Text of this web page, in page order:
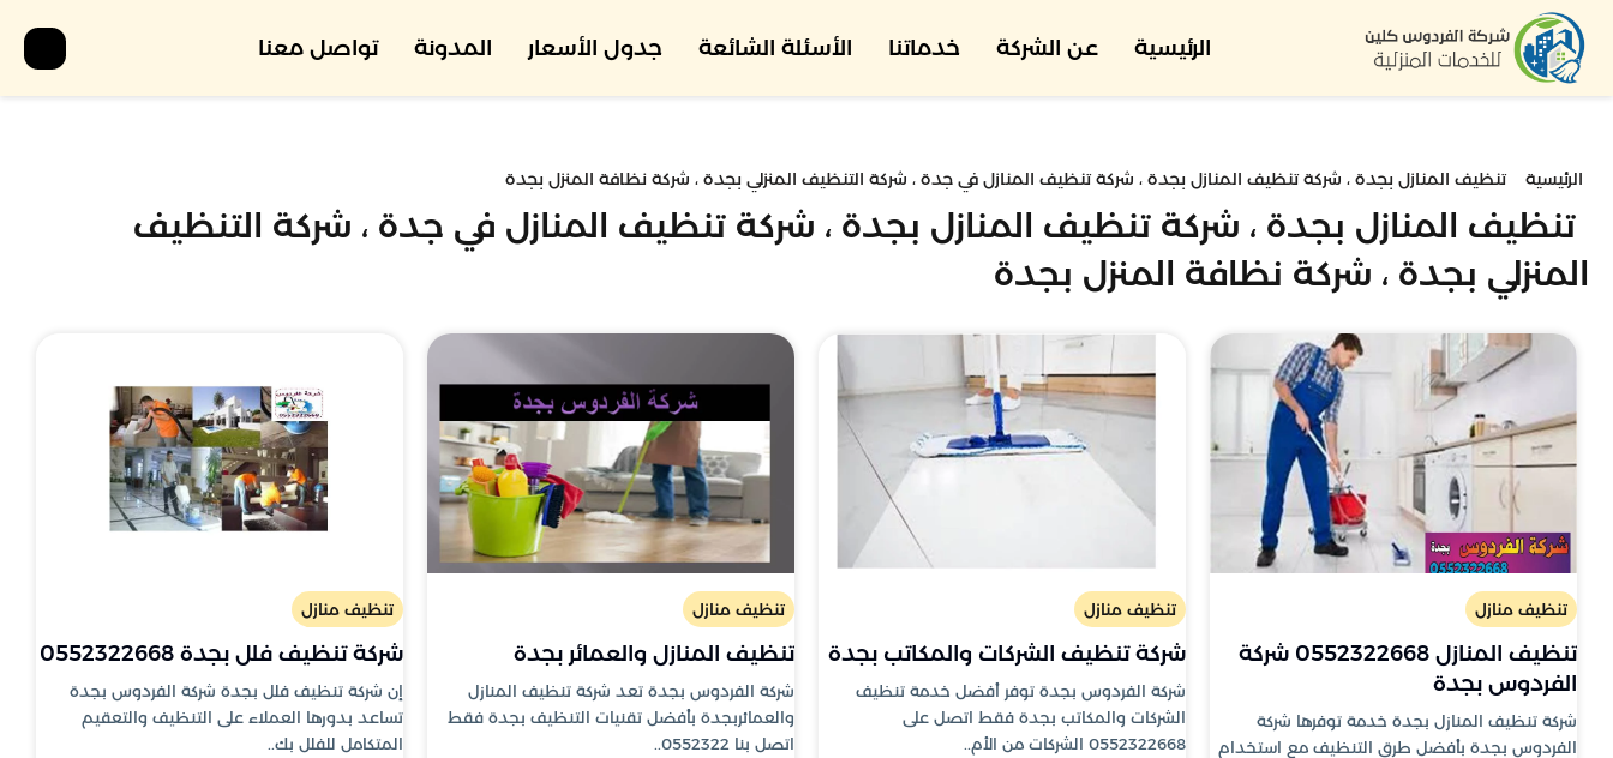
الرئيسية عن الشركة خدماتنا الأسئلة الشائعة جدول الأسعار المدونة تواصل معنا
الرئيسية تنظيف المنازل بجدة ، شركة تنظيف المنازل بجدة ، شركة تنظيف المنازل في جدة ، شركة التنظيف المنزلي بجدة ، شركة نظافة المنزل بجدة
تنظيف المنازل بجدة ، شركة تنظيف المنازل بجدة ، شركة تنظيف المنازل في جدة ، شركة التنظيف
المنزلي بجدة ، شركة نظافة المنزل بجدة
تنظيف منازل
تنظيف المنازل 0552322668 شركة
الفردوس بجدة
شركة تنظيف المنازل بجدة خدمة توفرها شركة
الفردوس بجدة بأفضل طرق التنظيف مع استخدام
تنظيف منازل
شركة تنظيف الشركات والمكاتب بجدة
شركة الفردوس بجدة توفر أفضل خدمة تنظيف
الشركات والمكاتب بجدة فقط اتصل على
0552322668 الشركات من الأم..
تنظيف منازل
تنظيف المنازل والعمائر بجدة
شركة الفردوس بجدة تعد شركة تنظيف المنازل
والعمائربجدة بأفضل تقنيات التنظيف بجدة فقط
اتصل بنا 0552322..
تنظيف منازل
شركة تنظيف فلل بجدة 0552322668
إن شركة تنظيف فلل بجدة شركة الفردوس بجدة
تساعد بدورها العملاء على التنظيف والتعقيم
المتكامل للفلل بك..